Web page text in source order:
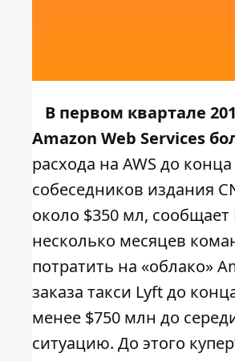
В первом квартале
Amazon Web Services
расхода на AWS до
собеседников издания
около $350 мл, сообщает
несколько месяцев
потратить на «облако»
заказа такси Lyft до
менее $750 млн до
ситуацию. До этого